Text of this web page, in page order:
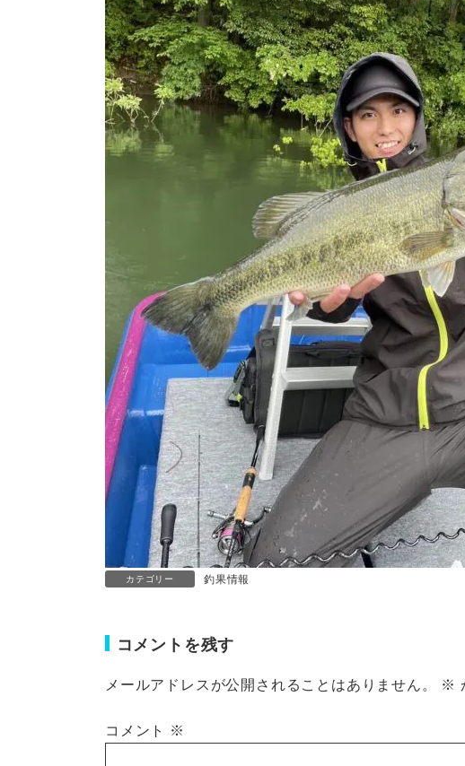
カテゴリー 釣果情報
コメントを残す
メールアドレスが公開されることはありません。 ※
コメント ※